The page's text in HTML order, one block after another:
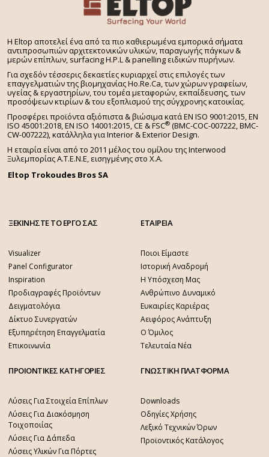
H Eltop αποτελεί ένα από τα πιο καθιερωμένα εμπορικά σήματα
αντιπροσωπιών αρχιτεκτονικών υλικών, παραγωγής πάγκων &
μερών επίπλων, surfacing H.P.L & panelling ειδικών πυρήνων.
Για σχεδόν τέσσερις δεκαετίες κυριαρχεί στις επιλογές των
επαγγελματιών της βιομηχανίας Ho.Re.Ca, των χώρων γραφείων,
υγείας & εργαστηρίων, του τομέα μεταφορών, εκπαίδευσης, των
προσόψεων κτιρίων & του εξοπλισμού της σύγχρονης κατοικίας.
Προσφέρει προϊόντα αξιόπιστα & βιώσιμα κατά EN ISO 9001:2015, EN
ISO 45001:2018, EN ISO 14001:2015, CE & FSC® (BMC-COC-007222, BMC-
CW-007222), κατάλληλα για Interior & Exterior Design.
Η εταιρία είναι από το 2011 μέλος του ομίλου της Interwood
Ξυλεμπορίας Α.Τ.Ε.Ν.Ε, εισηγμένης στο Χ.A.
Eltop Trokoudes Bros SA
ΞΕΚΙΝΗΣΤΕ ΤΟ ΕΡΓΟ ΣΑΣ
Visualizer
Panel Configurator
Inspiration
Προδιαγραφές Προϊόντων
Δειγματολόγια
Δίκτυο Συνεργατών
Εξυπηρέτηση Επαγγελματία
Επικοινωνία
ΕΤΑΙΡΕΙΑ
Ποιοι Είμαστε
Ιστορική Αναδρομή
Η Υπόσχεση Μας
Ανθρώπινο Δυναμικό
Ευκαιρίες Καριέρας
Αειφόρος Ανάπτυξη
Ο Όμιλος
Τελευταία Νέα
ΠΡΟΙΟΝΤΙΚΕΣ ΚΑΤΗΓΟΡΙΕΣ
Λύσεις Για Στοιχεία Επίπλων
Λύσεις Για Διακόσμηση
Τοιχοποιίας
Λύσεις Για Δάπεδα
Λύσεις Υλικών Για Πόρτες
ΓΝΩΣΤΙΚΗ ΠΛΑΤΦΟΡΜΑ
Downloads
Οδηγίες Χρήσης
Λεξικό Τεχνικών Όρων
Προϊοντικός Κατάλογος